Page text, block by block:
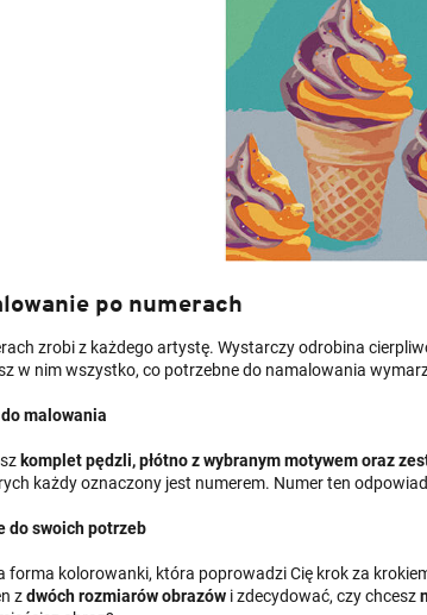
po numerach
zrobi z każdego artystę. Wystarczy odrobina
w nim wszystko, co potrzebne do namalowania
malowania
komplet pędzli, płótno z wybranym motywem oraz
każdy oznaczony jest numerem. Numer ten
do swoich potrzeb
forma kolorowanki, która poprowadzi Cię krok za
zdwóch rozmiarów obrazów i zdecydować, czy chcesz